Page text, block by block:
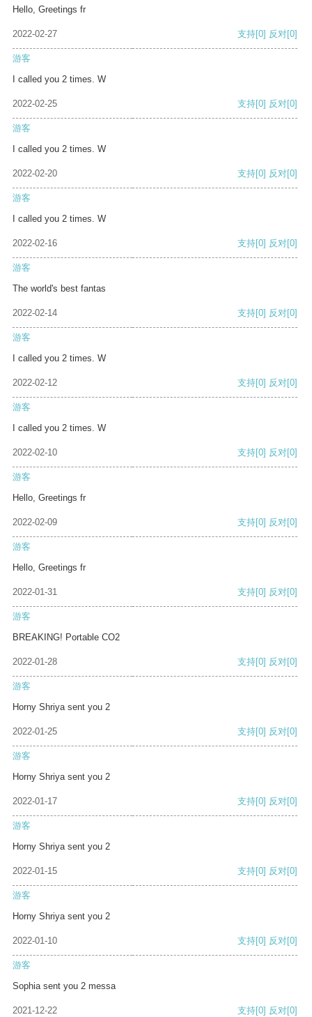
Hello, Greetings fr
2022-02-27 支持[0] 反对[0]
游客
I called you 2 times. W
2022-02-25 支持[0] 反对[0]
游客
I called you 2 times. W
2022-02-20 支持[0] 反对[0]
游客
I called you 2 times. W
2022-02-16 支持[0] 反对[0]
游客
The world's best fantas
2022-02-14 支持[0] 反对[0]
游客
I called you 2 times. W
2022-02-12 支持[0] 反对[0]
游客
I called you 2 times. W
2022-02-10 支持[0] 反对[0]
游客
Hello, Greetings fr
2022-02-09 支持[0] 反对[0]
游客
Hello, Greetings fr
2022-01-31 支持[0] 反对[0]
游客
BREAKING! Portable CO2
2022-01-28 支持[0] 反对[0]
游客
Horny Shriya sent you 2
2022-01-25 支持[0] 反对[0]
游客
Horny Shriya sent you 2
2022-01-17 支持[0] 反对[0]
游客
Horny Shriya sent you 2
2022-01-15 支持[0] 反对[0]
游客
Horny Shriya sent you 2
2022-01-10 支持[0] 反对[0]
游客
Sophia sent you 2 messa
2021-12-22 支持[0] 反对[0]